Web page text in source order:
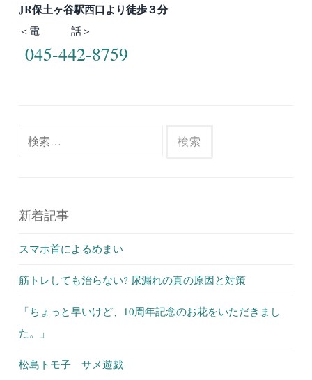
JR保土ヶ谷駅西口より徒歩３分
＜電 話＞
045-442-8759
新着記事
スマホ首によるめまい
筋トレしても治らない? 尿漏れの真の原因と対策
「ちょっと早いけど、10周年記念のお花をいただきまし
た。」
松島トモ子 サメ遊戯